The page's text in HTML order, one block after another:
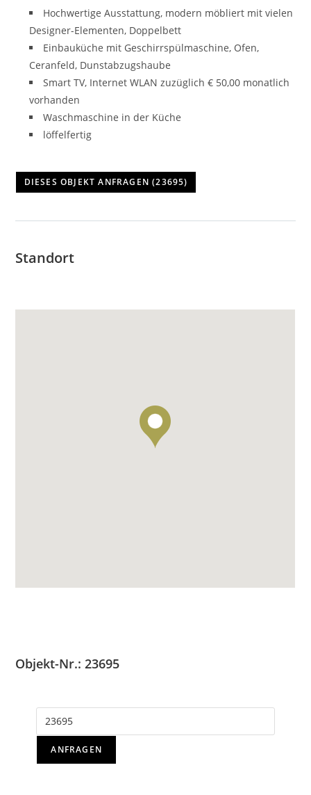
Hochwertige Ausstattung, modern möbliert mit vielen
Designer-Elementen, Doppelbett
Einbauküche mit Geschirrspülmaschine, Ofen,
Ceranfeld, Dunstabzugshaube
Smart TV, Internet WLAN zuzüglich € 50,00 monatlich
vorhanden
Waschmaschine in der Küche
löffelfertig
Standort
Objekt-Nr.: 23695
ANFRAGEN